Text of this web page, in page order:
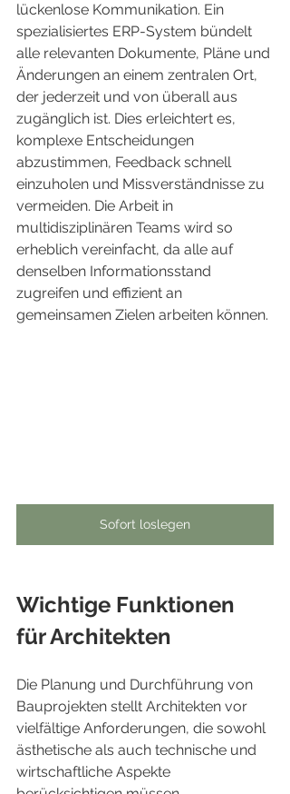
lückenlose Kommunikation. Ein
spezialisiertes ERP-System bündelt
alle relevanten Dokumente, Pläne und
Änderungen an einem zentralen Ort,
der jederzeit und von überall aus
zugänglich ist. Dies erleichtert es,
komplexe Entscheidungen
abzustimmen, Feedback schnell
einzuholen und Missverständnisse zu
vermeiden. Die Arbeit in
multidisziplinären Teams wird so
erheblich vereinfacht, da alle auf
denselben Informationsstand
zugreifen und effizient an
gemeinsamen Zielen arbeiten können.
Sofort loslegen
Wichtige Funktionen
für Architekten
Die Planung und Durchführung von
Bauprojekten stellt Architekten vor
vielfältige Anforderungen, die sowohl
ästhetische als auch technische und
wirtschaftliche Aspekte